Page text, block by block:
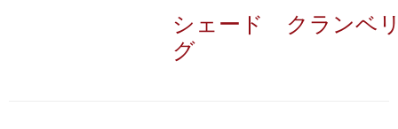
シェード クランベ
グ